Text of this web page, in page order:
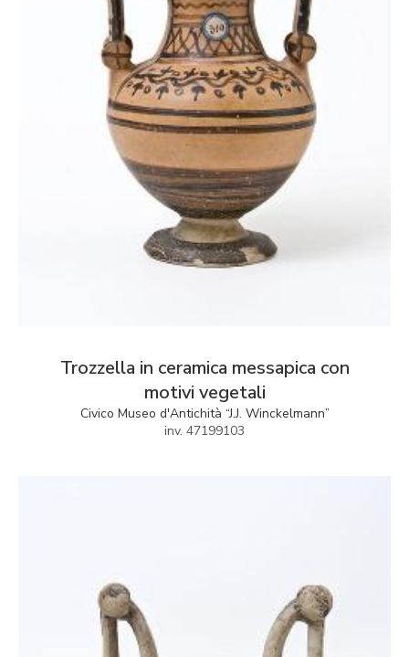
Trozzella in ceramica messapica con
motivi vegetali
Civico Museo d'Antichità “J.J. Winckelmann”
inv. 47199103